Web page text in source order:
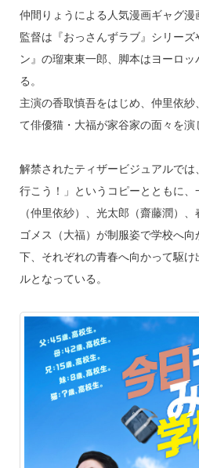
仲間りょうによる人気漫画ギャグ漫
監督は『おっさんずラブ』シリー
ン』の瑠東東一郎、脚本はヨーロ
る。
主演の香取慎吾をはじめ、仲里依
て俳優猫・大福が家谷家の面々を演
解禁されたティザービジュアルで
行こう！」というコピーとともに
（仲里依紗）、光太郎（齋藤潤）
ゴメス（大福）が制服姿で学校へ
下、それぞれの青春へ向かって駆
ルとなっている。